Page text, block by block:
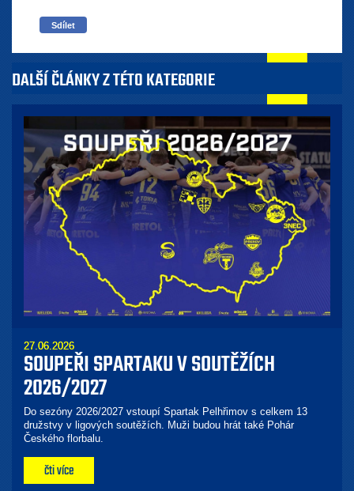
Sdílet
DALŠÍ ČLÁNKY Z TÉTO KATEGORIE
27.06.2026
SOUPEŘI SPARTAKU V SOUTĚŽÍCH
2026/2027
Do sezóny 2026/2027 vstoupí Spartak Pelhřimov s celkem 13
družstvy v ligových soutěžích. Muži budou hrát také Pohár
Českého florbalu.
čti více